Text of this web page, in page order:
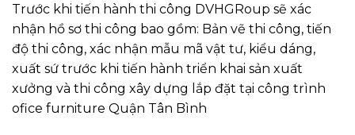
Trước khi tiến hành thi công DVHGRoup sẽ xác
nhận hồ sơ thi công bao gồm: Bản vẽ thi công, tiến
độ thi công, xác nhận mẫu mã vật tư, kiểu dáng,
xuất sứ trước khi tiến hành triển khai sản xuất
xưởng và thi công xây dựng lắp đặt tại công trình
ofice furniture Quận Tân Bình